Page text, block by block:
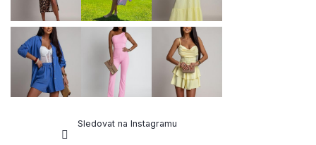
Sledovat na Instagramu